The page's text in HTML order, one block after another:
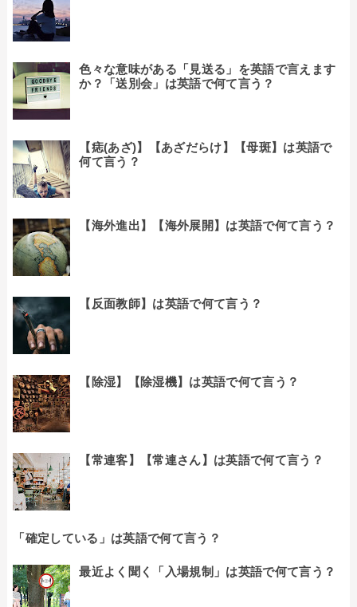
色々な意味がある「見送る」を英語で言えます
か？「送別会」は英語で何て言う？
【痣(あざ)】【あざだらけ】【母斑】は英語で
何て言う？
【海外進出】【海外展開】は英語で何て言う？
【反面教師】は英語で何て言う？
【除湿】【除湿機】は英語で何て言う？
【常連客】【常連さん】は英語で何て言う？
「確定している」は英語で何て言う？
最近よく聞く「入場規制」は英語で何て言う？